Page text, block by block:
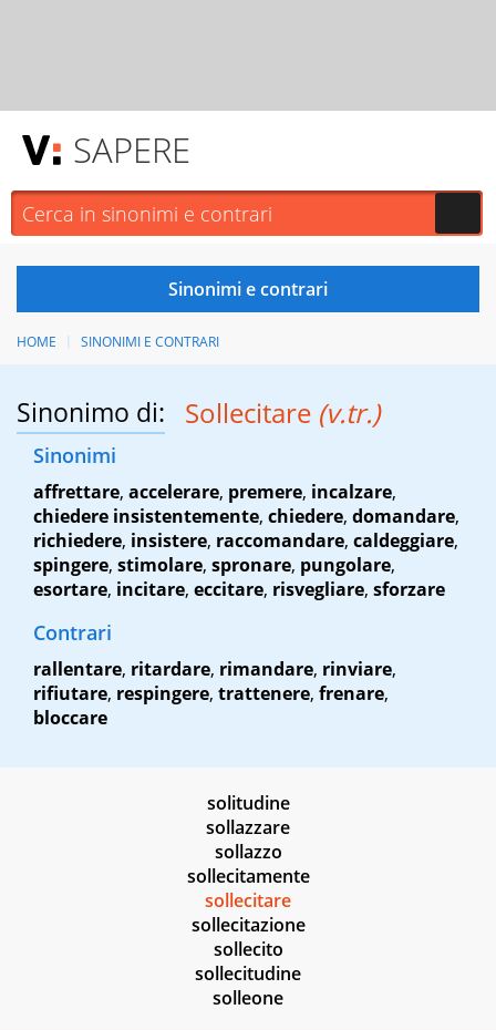
SAPERE
HOME SINONIMI E CONTRARI
Sinonimo di: Sollecitare (v.tr.)
Sinonimi
affrettare, accelerare, premere, incalzare,
chiedere insistentemente, chiedere, domandare,
richiedere, insistere, raccomandare, caldeggiare,
spingere, stimolare, spronare, pungolare,
esortare, incitare, eccitare, risvegliare, sforzare
Contrari
rallentare, ritardare, rimandare, rinviare,
rifiutare, respingere, trattenere, frenare,
bloccare
solitudine
sollazzare
sollazzo
sollecitamente
sollecitare
sollecitazione
sollecito
sollecitudine
solleone